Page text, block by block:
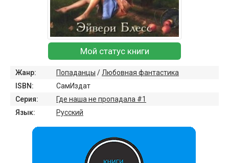
Мой статус книги
Жанр: Попаданцы / Любовная фантастика
ISBN:
СамИздат
Серия:
Где наша не пропадала #1
Язык:
Русский